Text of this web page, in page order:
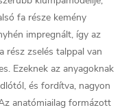
fa része kemény
impregnált, így az
rész zselés talppal van
Ezeknek az anyagoknak
és fordítva, nagyon
anatómiailag formázott